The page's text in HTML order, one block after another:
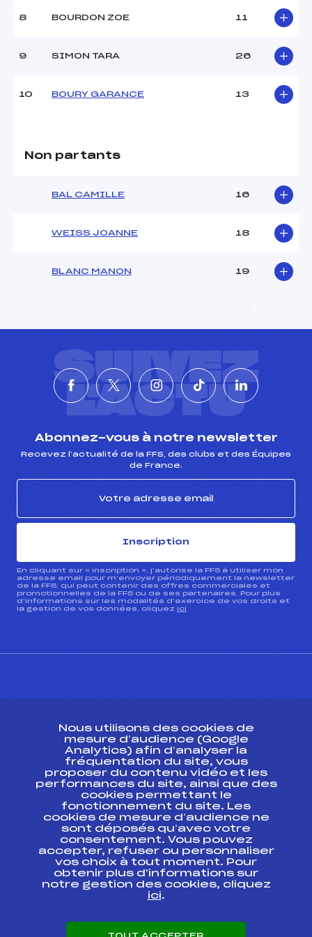
8 BOURDON ZOE 11
9 SIMON TARA 26
10 BOURY GARANCE 13
Non partants
BAL CAMILLE 16
WEISS JOANNE 18
BLANC MANON 19
SUIVEZ
L'ACTU
Abonnez-vous à notre newsletter
Recevez l’actualité de la FFS, des clubs et des Équipes
de France.
Inscription
En cliquant sur « inscription », j’autorise la FFS à utiliser mon
adresse email pour m’envoyer périodiquement la newsletter
de la FFS, qui peut contenir des offres commerciales et
promotionnelles de la FFS ou de ses partenaires. Pour plus
d’informations sur les modalités d’exercice de vos droits et
la gestion de vos données, cliquez ici
Ressources
Pass’Neige
Projet sportif fédéral
Projet de performance fédéral
Antidopage
Pôle Développement, Formation, Suivi
Scientifique
Listes ministérielles
Pôle vie de l’athlète
Enseignement professionnel
Nous utilisons des cookies de
mesure d’audience (Google
Analytics) afin d’analyser la
fréquentation du site, vous
proposer du contenu vidéo et les
performances du site, ainsi que des
cookies permettant le
fonctionnement du site. Les
cookies de mesure d’audience ne
sont déposés qu’avec votre
consentement. Vous pouvez
accepter, refuser ou personnaliser
vos choix à tout moment. Pour
obtenir plus d'informations sur
notre gestion des cookies, cliquez
ici.